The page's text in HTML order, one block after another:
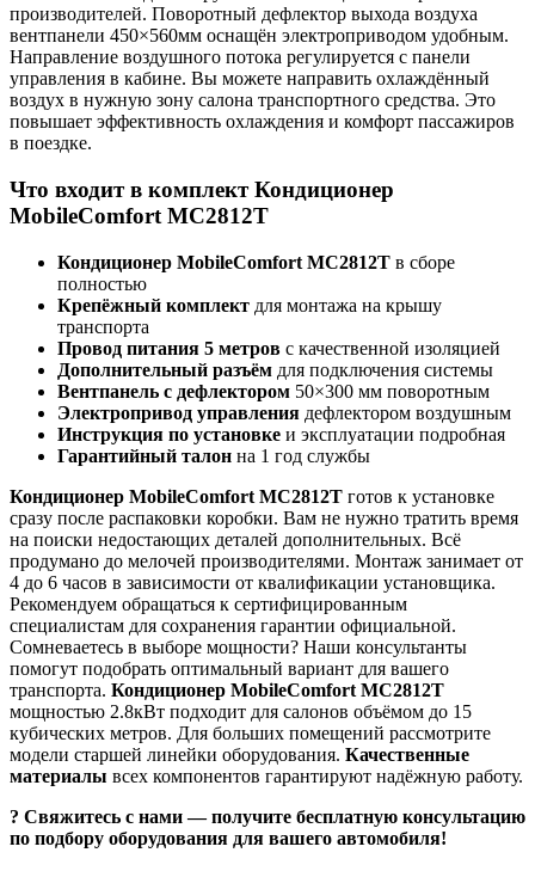
производителей. Поворотный дефлектор выхода воздуха
вентпанели 450×560мм оснащён электроприводом удобным.
Направление воздушного потока регулируется с панели
управления в кабине. Вы можете направить охлаждённый
воздух в нужную зону салона транспортного средства. Это
повышает эффективность охлаждения и комфорт пассажиров
в поездке.
Что входит в комплект Кондиционер
MobileComfort MC2812T
Кондиционер MobileComfort MC2812T в сборе
полностью
Крепёжный комплект для монтажа на крышу
транспорта
Провод питания 5 метров с качественной изоляцией
Дополнительный разъём для подключения системы
Вентпанель с дефлектором 50×300 мм поворотным
Электропривод управления дефлектором воздушным
Инструкция по установке и эксплуатации подробная
Гарантийный талон на 1 год службы
Кондиционер MobileComfort MC2812T готов к установке
сразу после распаковки коробки. Вам не нужно тратить время
на поиски недостающих деталей дополнительных. Всё
продумано до мелочей производителями. Монтаж занимает от
4 до 6 часов в зависимости от квалификации установщика.
Рекомендуем обращаться к сертифицированным
специалистам для сохранения гарантии официальной.
Сомневаетесь в выборе мощности? Наши консультанты
помогут подобрать оптимальный вариант для вашего
транспорта. Кондиционер MobileComfort MC2812T
мощностью 2.8кВт подходит для салонов объёмом до 15
кубических метров. Для больших помещений рассмотрите
модели старшей линейки оборудования. Качественные
материалы всех компонентов гарантируют надёжную работу.
? Свяжитесь с нами — получите бесплатную консультацию
по подбору оборудования для вашего автомобиля!